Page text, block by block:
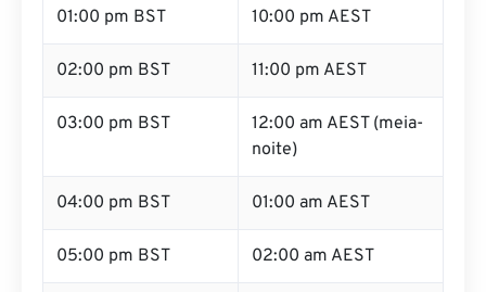
01:00 pm BST 10:00 pm AEST
02:00 pm BST 11:00 pm AEST
03:00 pm BST
12:00 am AEST (meia-
noite)
04:00 pm BST 01:00 am AEST
05:00 pm BST 02:00 am AEST